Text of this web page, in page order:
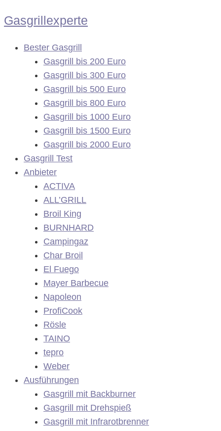
Zum
springen
Gasgrillexperte
Bester Gasgrill
Gasgrill bis 200 Euro
Gasgrill bis 300 Euro
Gasgrill bis 500 Euro
Gasgrill bis 800 Euro
Gasgrill bis 1000 Euro
Gasgrill bis 1500 Euro
Gasgrill bis 2000 Euro
Gasgrill Test
Anbieter
ACTIVA
ALL’GRILL
Broil King
BURNHARD
Campingaz
Char Broil
El Fuego
Mayer Barbecue
Napoleon
ProfiCook
Rösle
TAINO
tepro
Weber
Ausführungen
Gasgrill mit Backburner
Gasgrill mit Drehspieß
Gasgrill mit Infrarotbrenner